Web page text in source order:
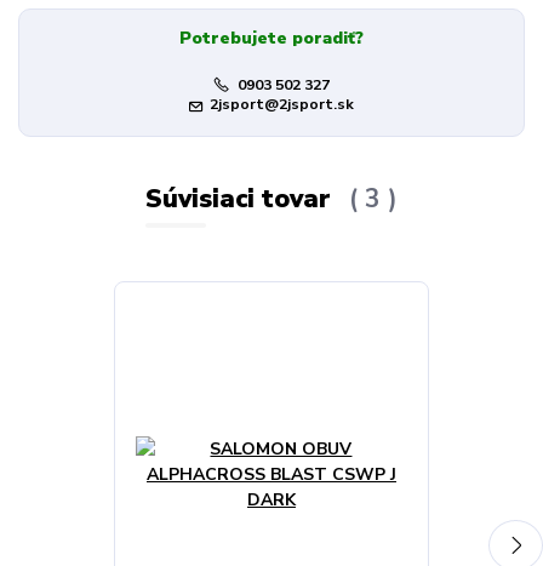
Potrebujete poradiť?
0903 502 327
2jsport@2jsport.sk
Súvisiaci tovar 3